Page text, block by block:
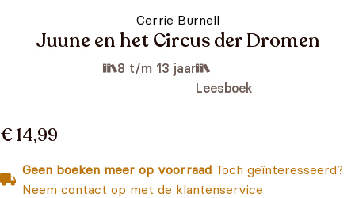
Cerrie Burnell
Juune en het Circus der Dromen
8 t/m 13 jaar
Leesboek
€ 14,99
Geen boeken meer op voorraad Toch geïnteresseerd?
Neem contact op met de klantenservice